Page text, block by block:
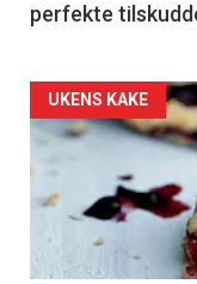
perfekte
Forsiden
akkurat
nå
UKENS KAKE